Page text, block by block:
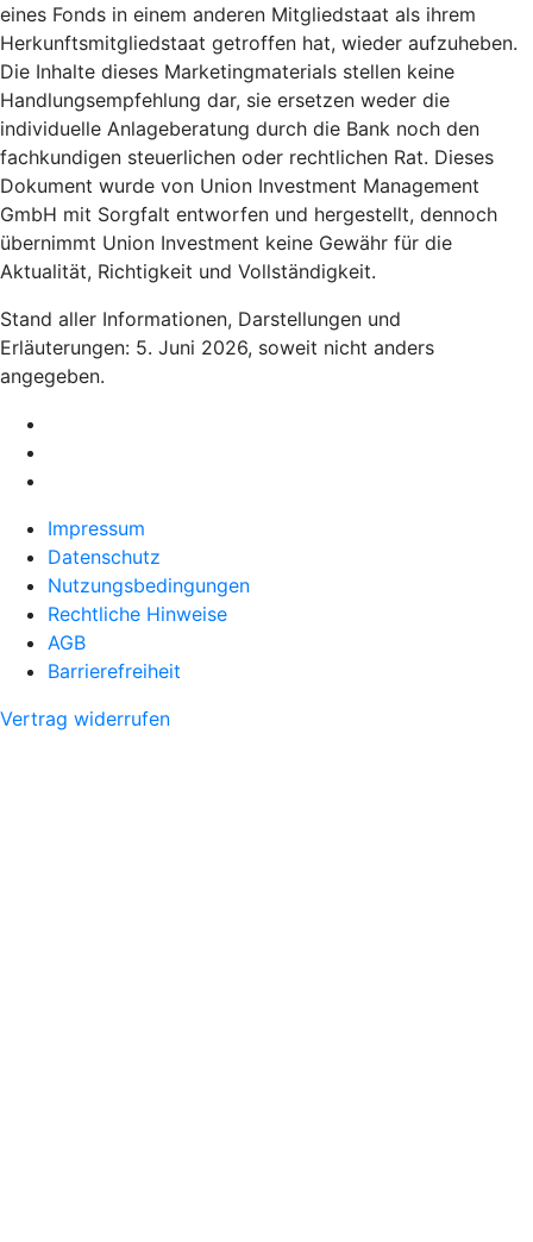
eines Fonds in einem anderen Mitgliedstaat als ihrem
Herkunftsmitgliedstaat getroffen hat, wieder aufzuheben.
Die Inhalte dieses Marketingmaterials stellen keine
Handlungsempfehlung dar, sie ersetzen weder die
individuelle Anlageberatung durch die Bank noch den
fachkundigen steuerlichen oder rechtlichen Rat. Dieses
Dokument wurde von Union Investment Management
GmbH mit Sorgfalt entworfen und hergestellt, dennoch
übernimmt Union Investment keine Gewähr für die
Aktualität, Richtigkeit und Vollständigkeit.
Stand aller Informationen, Darstellungen und
Erläuterungen: 5. Juni 2026, soweit nicht anders
angegeben.
Impressum
Datenschutz
Nutzungsbedingungen
Rechtliche Hinweise
AGB
Barrierefreiheit
Vertrag widerrufen